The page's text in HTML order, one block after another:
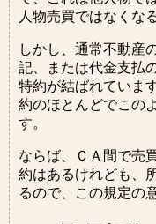
人物売買ではなくな
しかし、通常不動産
記、または代金支払
特約が結ばれていま
約のほとんどでこの
す。
ならば、ＣＡ間で売
約はあるけれども、
るので、この規定の